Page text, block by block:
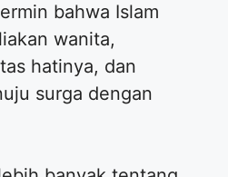
bahwa Islam
wanita,
hatinya, dan
surga dengan